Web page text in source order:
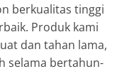
berkualitas tinggi
Produk kami
dan tahan lama,
selama bertahun-